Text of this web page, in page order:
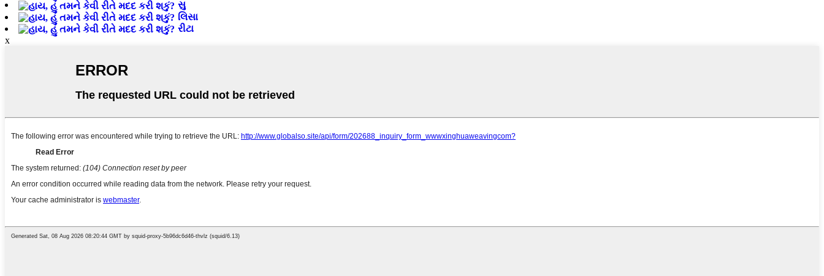
સુ
લિસા
રીટા
x